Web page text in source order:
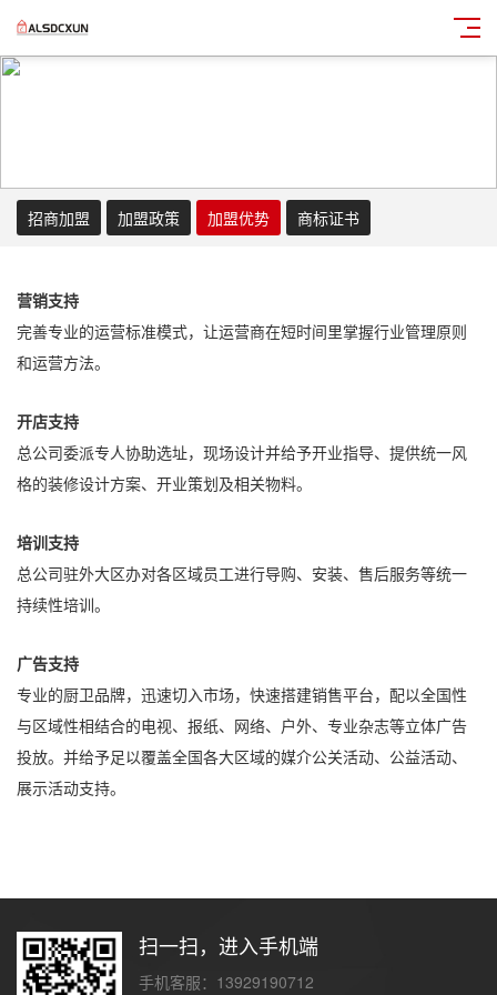
招商加盟 加盟政策 加盟优势 商标证书
营销支持
完善专业的运营标准模式，让运营商在短时间里掌握行业管理原则
和运营方法。
开店支持
总公司委派专人协助选址，现场设计并给予开业指导、提供统一风
格的装修设计方案、开业策划及相关物料。
培训支持
总公司驻外大区办对各区域员工进行导购、安装、售后服务等统一
持续性培训。
广告支持
专业的厨卫品牌，迅速切入市场，快速搭建销售平台，配以全国性
与区域性相结合的电视、报纸、网络、户外、专业杂志等立体广告
投放。并给予足以覆盖全国各大区域的媒介公关活动、公益活动、
展示活动支持。
扫一扫，进入手机端
手机客服：13929190712